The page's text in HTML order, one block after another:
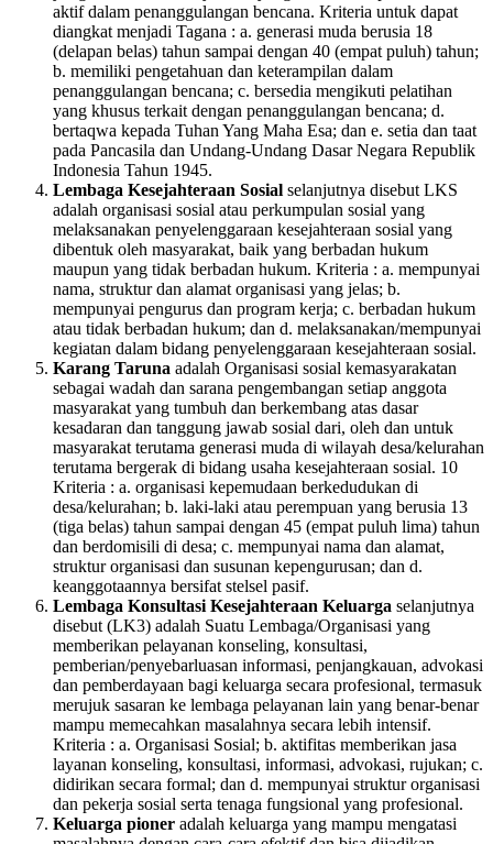
aktif dalam penanggulangan bencana. Kriteria untuk dapat
diangkat menjadi Tagana : a. generasi muda berusia 18
(delapan belas) tahun sampai dengan 40 (empat puluh) tahun;
b. memiliki pengetahuan dan keterampilan dalam
penanggulangan bencana; c. bersedia mengikuti pelatihan
yang khusus terkait dengan penanggulangan bencana; d.
bertaqwa kepada Tuhan Yang Maha Esa; dan e. setia dan taat
pada Pancasila dan Undang-Undang Dasar Negara Republik
Indonesia Tahun 1945.
Lembaga Kesejahteraan Sosial selanjutnya disebut LKS
adalah organisasi sosial atau perkumpulan sosial yang
melaksanakan penyelenggaraan kesejahteraan sosial yang
dibentuk oleh masyarakat, baik yang berbadan hukum
maupun yang tidak berbadan hukum. Kriteria : a. mempunyai
nama, struktur dan alamat organisasi yang jelas; b.
mempunyai pengurus dan program kerja; c. berbadan hukum
atau tidak berbadan hukum; dan d. melaksanakan/mempunyai
kegiatan dalam bidang penyelenggaraan kesejahteraan sosial.
Karang Taruna adalah Organisasi sosial kemasyarakatan
sebagai wadah dan sarana pengembangan setiap anggota
masyarakat yang tumbuh dan berkembang atas dasar
kesadaran dan tanggung jawab sosial dari, oleh dan untuk
masyarakat terutama generasi muda di wilayah desa/kelurahan
terutama bergerak di bidang usaha kesejahteraan sosial. 10
Kriteria : a. organisasi kepemudaan berkedudukan di
desa/kelurahan; b. laki-laki atau perempuan yang berusia 13
(tiga belas) tahun sampai dengan 45 (empat puluh lima) tahun
dan berdomisili di desa; c. mempunyai nama dan alamat,
struktur organisasi dan susunan kepengurusan; dan d.
keanggotaannya bersifat stelsel pasif.
Lembaga Konsultasi Kesejahteraan Keluarga selanjutnya
disebut (LK3) adalah Suatu Lembaga/Organisasi yang
memberikan pelayanan konseling, konsultasi,
pemberian/penyebarluasan informasi, penjangkauan, advokasi
dan pemberdayaan bagi keluarga secara profesional, termasuk
merujuk sasaran ke lembaga pelayanan lain yang benar-benar
mampu memecahkan masalahnya secara lebih intensif.
Kriteria : a. Organisasi Sosial; b. aktifitas memberikan jasa
layanan konseling, konsultasi, informasi, advokasi, rujukan; c.
didirikan secara formal; dan d. mempunyai struktur organisasi
dan pekerja sosial serta tenaga fungsional yang profesional.
Keluarga pioner adalah keluarga yang mampu mengatasi